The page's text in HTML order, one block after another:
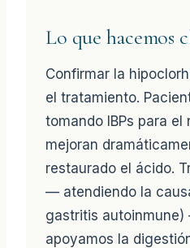
Lo que hacemos
Confirmar la
el tratamiento.
tomando IBPs para el
mejoran
restaurado el ácido.
— atendiendo la
gastritis
apoyamos la